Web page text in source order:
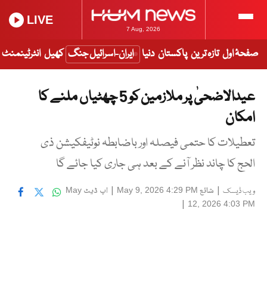
7 Aug, 2026
LIVE
صفحۂ اول تازہ ترین پاکستان دنیا ایران-اسرائیل جنگ کھیل انٹرٹینمنٹ
عیدالاضحیٰ پر ملازمین کو 5 چھٹیاں ملنے کا
امکان
تعطیلات کا حتمی فیصلہ اور باضابطہ نوٹیفکیشن ذی
الحج کا چاند نظر آنے کے بعد ہی جاری کیا جائے گا
ویب ڈیسک | شائع May 9, 2026 4:29 PM
| اپ ڈیٹ May
12, 2026 4:03 PM
|